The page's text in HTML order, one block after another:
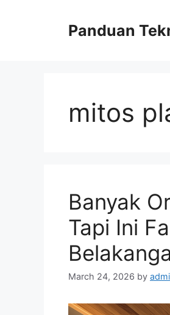
Panduan
mitos
Banyak
Tapi Ini
March 24, 2026 by